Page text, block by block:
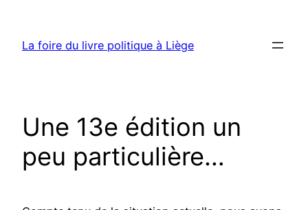
contenu
La foire du livre politique à Liège
Une 13e édition un
peu particulière…